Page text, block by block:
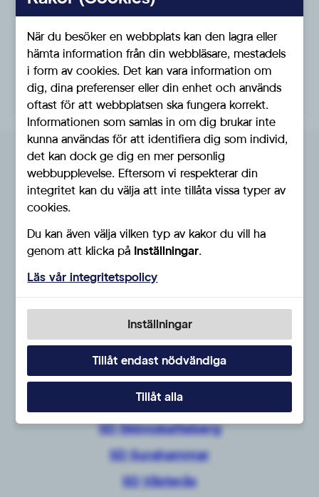
*
Jag samtycker till Sverigedemokraternas hantering av
mina personuppgifter.
Såhär hanterar vi personuppgifter
Föreningar i distriktet
SD Västmanland består av 10 kommuner.
SD Arboga
SD Fagersta
SD Hallstahammar
SD Kungsör
SD Köping
SD Norberg
SD Sala
SD Skinnskatteberg
SD Surahammar
SD Västerås
När du besöker en webbplats kan den lagra eller
hämta information från din webbläsare, mestadels
i form av cookies. Det kan vara information om
dig, dina preferenser eller din enhet och används
oftast för att webbplatsen ska fungera korrekt.
Informationen som samlas in om dig brukar inte
kunna användas för att identifiera dig som individ,
det kan dock ge dig en mer personlig
webbupplevelse. Eftersom vi respekterar din
integritet kan du välja att inte tillåta vissa typer av
cookies.
Du kan även välja vilken typ av kakor du vill ha
genom att klicka på Inställningar.
Läs vår integritetspolicy
Inställningar
Tillåt endast nödvändiga
Tillåt alla